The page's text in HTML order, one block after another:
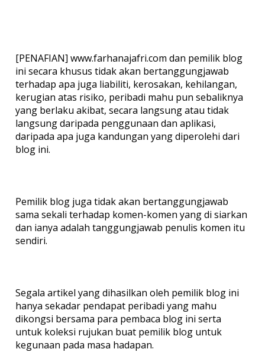
[PENAFIAN] www.farhanajafri.com dan pemilik blog
ini secara khusus tidak akan bertanggungjawab
terhadap apa juga liabiliti, kerosakan, kehilangan,
kerugian atas risiko, peribadi mahu pun sebaliknya
yang berlaku akibat, secara langsung atau tidak
langsung daripada penggunaan dan aplikasi,
daripada apa juga kandungan yang diperolehi dari
blog ini.
Pemilik blog juga tidak akan bertanggungjawab
sama sekali terhadap komen-komen yang di siarkan
dan ianya adalah tanggungjawab penulis komen itu
sendiri.
Segala artikel yang dihasilkan oleh pemilik blog ini
hanya sekadar pendapat peribadi yang mahu
dikongsi bersama para pembaca blog ini serta
untuk koleksi rujukan buat pemilik blog untuk
kegunaan pada masa hadapan.